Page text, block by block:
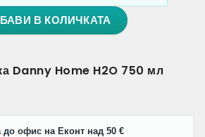
В КОЛИЧКАТА
Danny Home H2O 750 мл
до офис на Еконт над 50 €